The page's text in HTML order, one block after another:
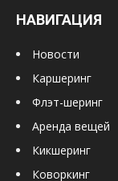
НАВИГАЦИЯ
Новости
Каршеринг
Флэт-шеринг
Аренда вещей
Кикшеринг
Коворкинг